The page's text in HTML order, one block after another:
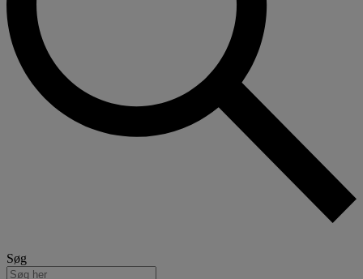
Søg